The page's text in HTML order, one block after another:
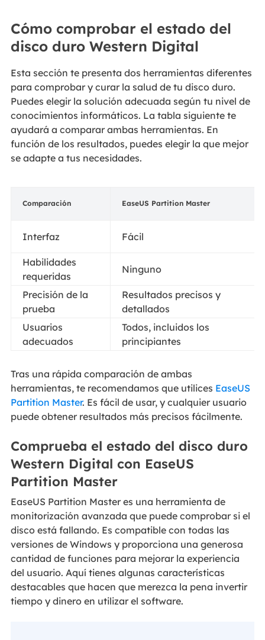
Cómo comprobar el estado del
disco duro Western Digital
Esta sección te presenta dos herramientas diferentes
para comprobar y curar la salud de tu disco duro.
Puedes elegir la solución adecuada según tu nivel de
conocimientos informáticos. La tabla siguiente te
ayudará a comparar ambas herramientas. En
función de los resultados, puedes elegir la que mejor
se adapte a tus necesidades.
Comparación EaseUS Partition Master
Interfaz Fácil
Habilidades
requeridas
Ninguno
Precisión de la
prueba
Resultados precisos y
detallados
Usuarios
adecuados
Todos, incluidos los
principiantes
Tras una rápida comparación de ambas
herramientas, te recomendamos que utilices EaseUS
Partition Master. Es fácil de usar, y cualquier usuario
puede obtener resultados más precisos fácilmente.
Comprueba el estado del disco duro
Western Digital con EaseUS
Partition Master
EaseUS Partition Master es una herramienta de
monitorización avanzada que puede comprobar si el
disco está fallando. Es compatible con todas las
versiones de Windows y proporciona una generosa
cantidad de funciones para mejorar la experiencia
del usuario. Aquí tienes algunas características
destacables que hacen que merezca la pena invertir
tiempo y dinero en utilizar el software.